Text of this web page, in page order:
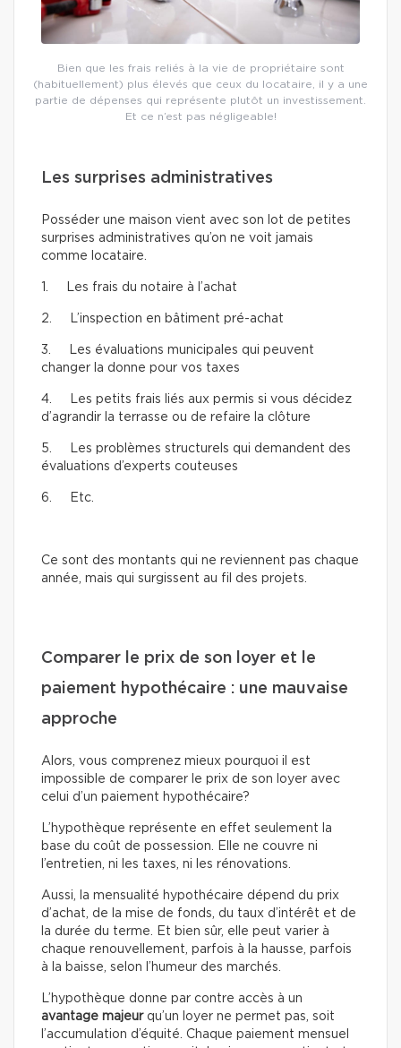
Bien que les frais reliés à la vie de propriétaire sont
(habituellement) plus élevés que ceux du locataire, il y a une
partie de dépenses qui représente plutôt un investissement.
Et ce n’est pas négligeable!
Les surprises administratives
Posséder une maison vient avec son lot de petites
surprises administratives qu’on ne voit jamais
comme locataire.
1. Les frais du notaire à l’achat
2. L’inspection en bâtiment pré-achat
3. Les évaluations municipales qui peuvent
changer la donne pour vos taxes
4. Les petits frais liés aux permis si vous décidez
d’agrandir la terrasse ou de refaire la clôture
5. Les problèmes structurels qui demandent des
évaluations d’experts couteuses
6. Etc.
Ce sont des montants qui ne reviennent pas chaque
année, mais qui surgissent au fil des projets.
Comparer le prix de son loyer et le
paiement hypothécaire : une mauvaise
approche
Alors, vous comprenez mieux pourquoi il est
impossible de comparer le prix de son loyer avec
celui d’un paiement hypothécaire?
L’hypothèque représente en effet seulement la
base du coût de possession. Elle ne couvre ni
l’entretien, ni les taxes, ni les rénovations.
Aussi, la mensualité hypothécaire dépend du prix
d’achat, de la mise de fonds, du taux d’intérêt et de
la durée du terme. Et bien sûr, elle peut varier à
chaque renouvellement, parfois à la hausse, parfois
à la baisse, selon l’humeur des marchés.
L’hypothèque donne par contre accès à un
avantage majeurqu’un loyer ne permet pas, soit
l’accumulation d’équité. Chaque paiement mensuel